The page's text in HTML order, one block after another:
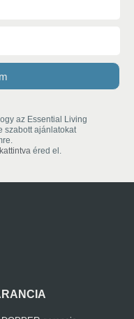
az Essential Living
szabott ajánlatokat
éred el.